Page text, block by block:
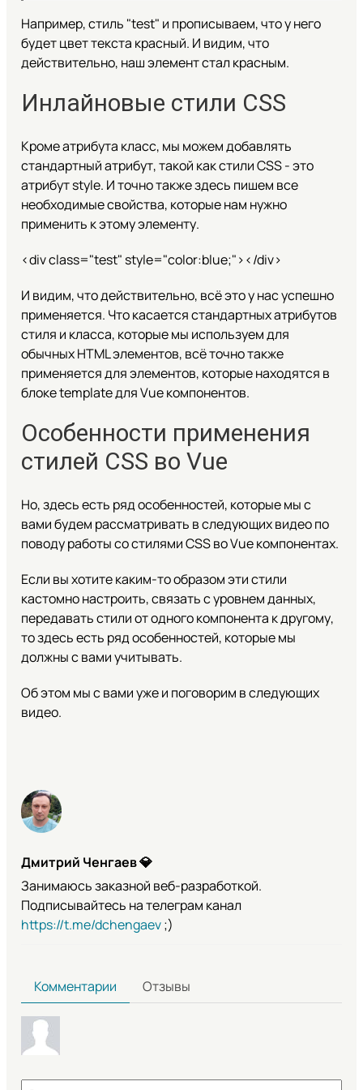
Например, стиль "test" и прописываем, что у него
будет цвет текста красный. И видим, что
действительно, наш элемент стал красным.
Инлайновые стили CSS
Кроме атрибута класс, мы можем добавлять
стандартный атрибут, такой как стили CSS - это
атрибут style. И точно также здесь пишем все
необходимые свойства, которые нам нужно
применить к этому элементу.
<div class="test" style="color:blue;"></div>
И видим, что действительно, всё это у нас успешно
применяется. Что касается стандартных атрибутов
стиля и класса, которые мы используем для
обычных HTML элементов, всё точно также
применяется для элементов, которые находятся в
блоке template для Vue компонентов.
Особенности применения
стилей CSS во Vue
Но, здесь есть ряд особенностей, которые мы с
вами будем рассматривать в следующих видео по
поводу работы со стилями CSS во Vue компонентах.
Если вы хотите каким-то образом эти стили
кастомно настроить, связать с уровнем данных,
передавать стили от одного компонента к другому,
то здесь есть ряд особенностей, которые мы
должны с вами учитывать.
Об этом мы с вами уже и поговорим в следующих
видео.
Дмитрий Ченгаев💎
Занимаюсь заказной веб-разработкой.
Подписывайтесь на телеграм канал
https://t.me/dchengaev;)
Комментарии Отзывы